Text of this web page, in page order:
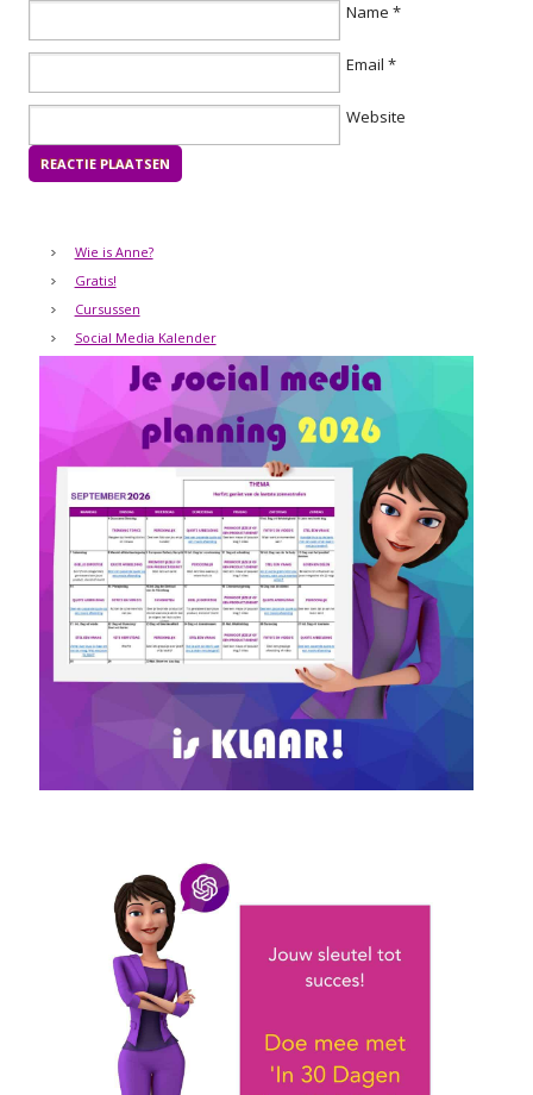
Name *
Email *
Website
Wie is Anne?
Gratis!
Cursussen
Social Media Kalender